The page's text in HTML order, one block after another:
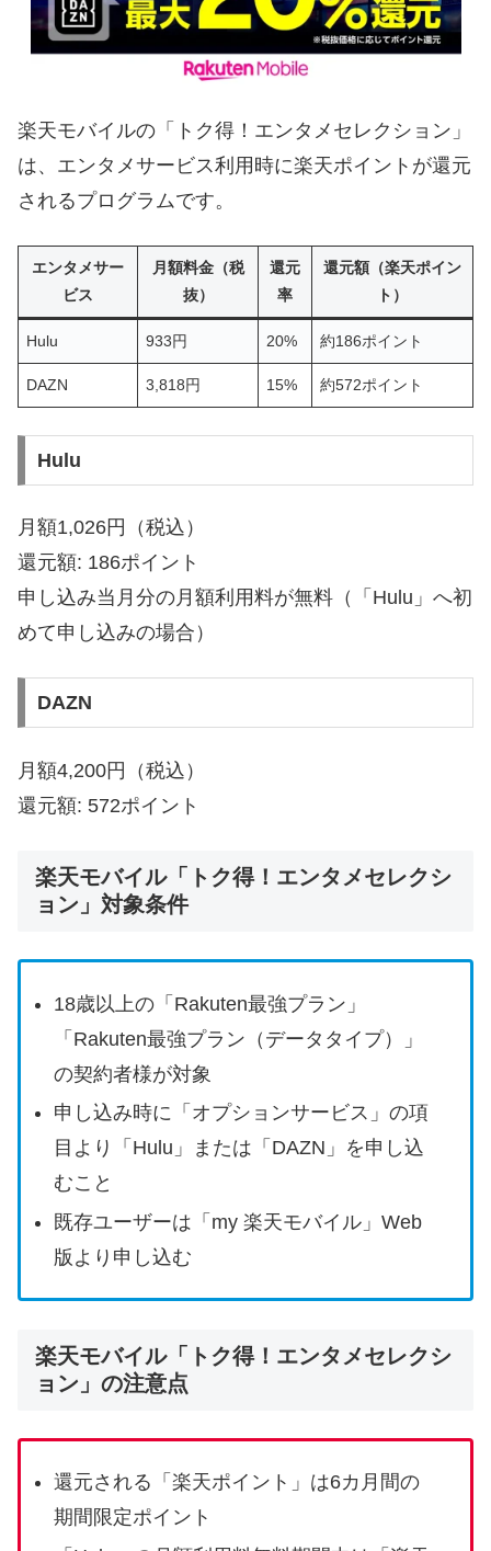
楽天モバイルの「トク得！エンタメセレクション」
は、エンタメサービス利用時に楽天ポイントが還元
されるプログラムです。
エンタメサー
ビス
月額料金（税
抜）
還元
率
還元額（楽天ポイン
ト）
Hulu 933円 20% 約186ポイント
DAZN 3,818円 15% 約572ポイント
Hulu
月額1,026円（税込）
還元額: 186ポイント
申し込み当月分の月額利用料が無料（「Hulu」へ初
めて申し込みの場合）
DAZN
月額4,200円（税込）
還元額: 572ポイント
楽天モバイル「トク得！エンタメセレクシ
ョン」対象条件
18歳以上の「Rakuten最強プラン」
「Rakuten最強プラン（データタイプ）」
の契約者様が対象
申し込み時に「オプションサービス」の項
目より「Hulu」または「DAZN」を申し込
むこと
既存ユーザーは「my 楽天モバイル」Web
版より申し込む
楽天モバイル「トク得！エンタメセレクシ
ョン」の注意点
還元される「楽天ポイント」は6カ月間の
期間限定ポイント